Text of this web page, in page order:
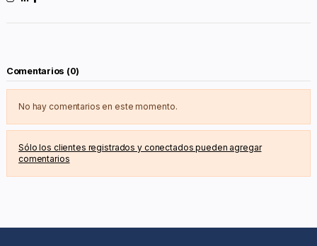
Comentarios (0)
No hay comentarios en este momento.
Sólo los clientes registrados y conectados pueden agregar
comentarios